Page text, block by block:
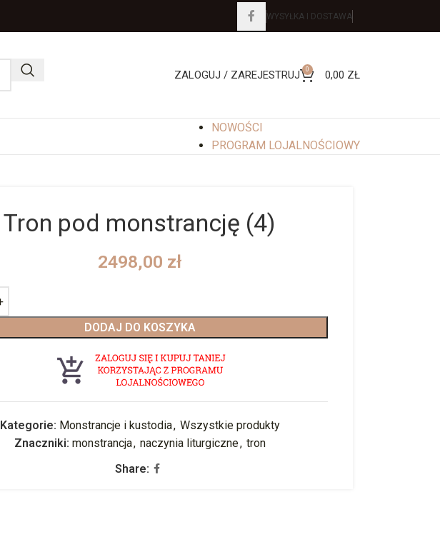
WYSYŁKA I DOSTAWA
ZALOGUJ / ZAREJESTRUJ 0 0,00 ZŁ
NOWOŚCI
PROGRAM LOJALNOŚCIOWY
Tron pod monstrancję (4)
2498,00 zł
DODAJ DO KOSZYKA
Kategorie: Monstrancje i kustodia, Wszystkie produkty
Znaczniki: monstrancja, naczynia liturgiczne, tron
Share: